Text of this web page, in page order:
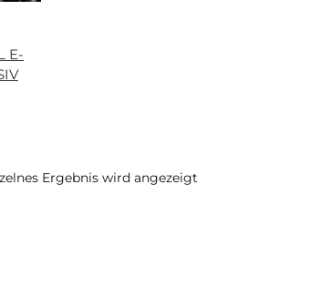
E-
Ergebnis wird angezeigt